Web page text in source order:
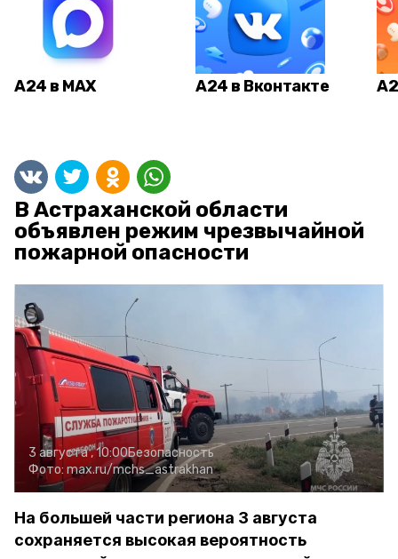
А24 в MAX А24 в Вконтакте
В Астраханской области
объявлен режим чрезвычайной
пожарной опасности
3 августа , 10:00Безопасность
Фото: max.ru/mchs_astrakhan
На большей части региона 3 августа
сохраняется высокая вероятность